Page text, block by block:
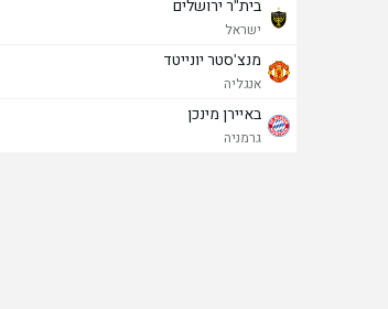
בית"ר ירושלים
ישראל
מנצ'סטר יונייטד
אנגליה
באיירן מינכן
גרמניה